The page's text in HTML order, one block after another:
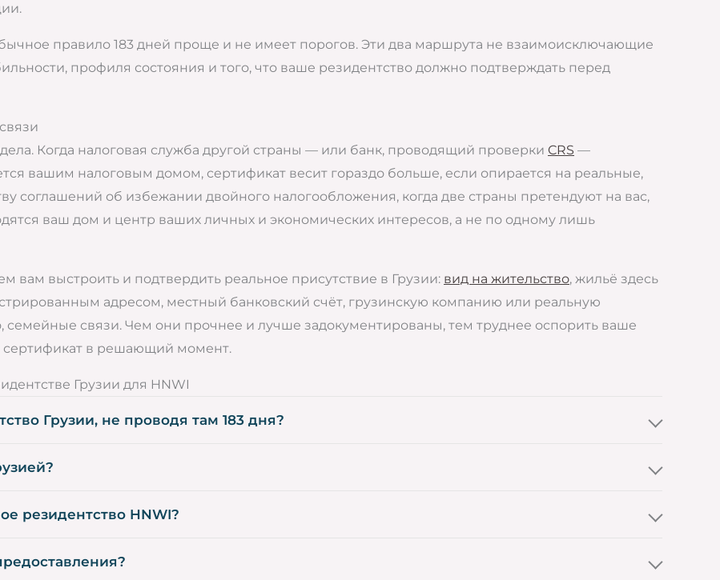
правило 183 дней проще и не имеет порогов. Эти два маршрута не взаимоисключающие
профиля состояния и того, что ваше резидентство должно подтверждать перед
Когда налоговая служба другой страны — или банк, проводящий проверки CRS —
вашим налоговым домом, сертификат весит гораздо больше, если опирается на реальные,
соглашений об избежании двойного налогообложения, когда две страны претендуют на вас,
ваш дом и центр ваших личных и экономических интересов, а не по одному лишь
вам выстроить и подтвердить реальное присутствие в Грузии: вид на жительство, жильё здесь
адресом, местный банковский счёт, грузинскую компанию или реальную
семейные связи. Чем они прочнее и лучше задокументированы, тем труднее оспорить ваше
сертификат в решающий момент.
Грузии для HNWI
Грузии, не проводя там 183 дня?
резидентство HNWI?